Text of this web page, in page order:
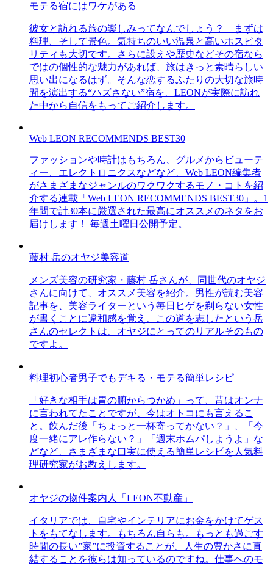
モテる宿にはワケがある
彼女と訪れる旅の楽しみってなんでしょう？ まずは
料理、そして景色。気持ちのいい温泉と高いホスピタ
リティも大切です。さらに設えや歴史などその宿なら
ではの個性的な魅力があれば、旅はきっと素晴らしい
思い出になるはず。そんな恋するふたりの大切な旅時
間を演出する“ハズさない”宿を、LEONが実際に訪れ
た中から自信をもってご紹介します。
Web LEON RECOMMENDS BEST30
ファッションや時計はもちろん、グルメからビューテ
ィー、エレクトロニクスなどなど、Web LEON編集者
がさまざまなジャンルのワクワクするモノ・コトを紹
介する連載「Web LEON RECOMMENDS BEST30」。1
年間で計30本に厳選された最高にオススメのネタをお
届けします！ 毎週土曜日公開予定。
藤村 岳のオヤジ美容道
メンズ美容の研究家・藤村 岳さんが、同世代のオヤジ
さんに向けて、オススメ美容を紹介。男性が読む美容
記事を、美容ライターという毎日ヒゲを剃らない女性
が書くことに違和感を覚え、この道を志したという岳
さんのセレクトは、オヤジにとってのリアルそのもの
ですよ。
料理初心者男子でもデキる・モテる簡単レシピ
「好きな相手は胃の腑からつかめ」って、昔はオンナ
に言われてたことですが、今はオトコにも言えるこ
と。飲んだ後「ちょっと一杯寄ってかない？」、「今
度一緒にアレ作らない？」「週末ホムパしようよ」な
どなど、さまざまな口実に使える簡単レシピを人気料
理研究家がお教えします。
オヤジの物件案内人「LEON不動産」
イタリアでは、自宅やインテリアにお金をかけてゲス
トをもてなします。もちろん自らも。もっとも過ごす
時間の長い”家”に投資することが、人生の豊かさに直
結することを彼らは知っているのですね。仕事へのモ